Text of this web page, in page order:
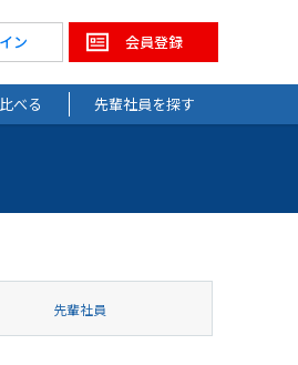
会員登録
ン
べる 先輩社員を探す
先輩社員